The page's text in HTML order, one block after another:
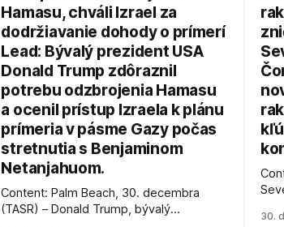
Hamasu, chváli Izrael za
dodržiavanie dohody o prímerí
Lead: Bývalý prezident USA
Donald Trump zdôraznil
potrebu odzbrojenia Hamasu
a ocenil prístup Izraela k plánu
prímeria v pásme Gazy počas
stretnutia s Benjaminom
Netanjahuom.
Content: Palm Beach, 30. decembra
(TASR) – Donald Trump, bývalý
30.